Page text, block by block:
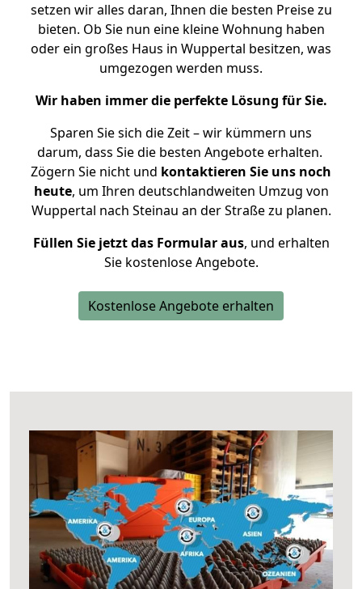
setzen wir alles daran, Ihnen die besten Preise zu
bieten. Ob Sie nun eine kleine Wohnung haben
oder ein großes Haus in Wuppertal besitzen, was
umgezogen werden muss.
Wir haben immer die perfekte Lösung für Sie.
Sparen Sie sich die Zeit – wir kümmern uns
darum, dass Sie die besten Angebote erhalten.
Zögern Sie nicht und kontaktieren Sie uns noch
heute, um Ihren deutschlandweiten Umzug von
Wuppertal nach Steinau an der Straße zu planen.
Füllen Sie jetzt das Formular aus, und erhalten
Sie kostenlose Angebote.
Kostenlose Angebote erhalten